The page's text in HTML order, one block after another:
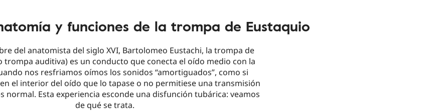
y funciones de la trompa de Eustaquio
del anatomista del siglo XVI, Bartolomeo Eustachi, la trompa de
trompa auditiva) es un conducto que conecta el oído medio con la
nos resfriamos oímos los sonidos “amortiguados”, como si
el interior del oído que lo tapase o no permitiese una transmisión
normal. Esta experiencia esconde una disfunción tubárica: veamos
de qué se trata.